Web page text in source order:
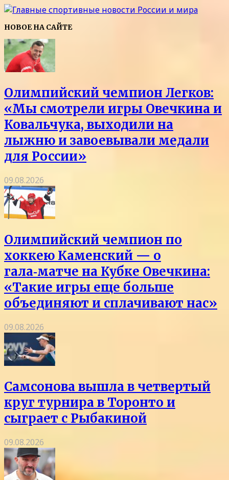
НОВОЕ НА САЙТЕ
Олимпийский чемпион Легков:
«Мы смотрели игры Овечкина и
Ковальчука, выходили на
лыжню и завоевывали медали
для России»
09.08.2026
Олимпийский чемпион по
хоккею Каменский — о
гала‑матче на Кубке Овечкина:
«Такие игры еще больше
объединяют и сплачивают нас»
09.08.2026
Самсонова вышла в четвертый
круг турнира в Торонто и
сыграет с Рыбакиной
09.08.2026